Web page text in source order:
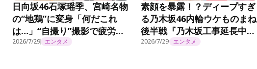
日向坂46石塚瑶季、宮崎名物
の“地鶏”に変身「何だこれ
は…」“自撮り”撮影で疲労困
ぱい＜まだまだ！日向坂で会
2026/7/29 エンタメ
素顔を暴露！？ディープすぎ
る乃木坂46内輪ウケものまね
後半戦『乃木坂工事延長中』
#572
2026/7/29 エンタメ